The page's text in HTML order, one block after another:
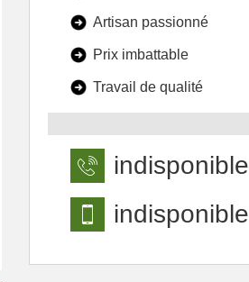
Artisan passionné
Prix imbattable
Travail de qualité
indisponible
indisponible